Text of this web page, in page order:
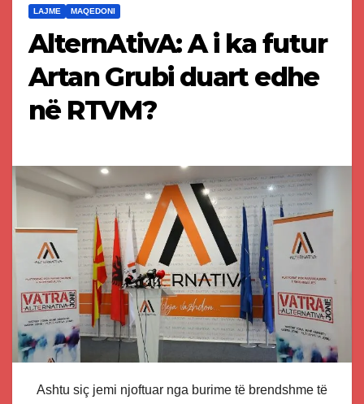
LAJME MAQEDONI
AlternAtivA: A i ka futur
Artan Grubi duart edhe
në RTVM?
Ashtu siç jemi njoftuar nga burime të brendshme të